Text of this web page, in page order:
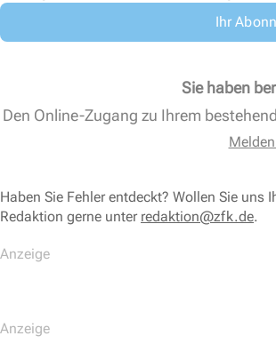
Ihr
Sie haben
Den Online-Zugang zu Ihrem
Haben Sie Fehler entdeckt? Wollen Sie
Redaktion gerne unter redaktion@zfk.de.